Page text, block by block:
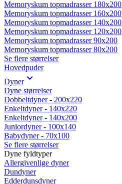
Memoryskum topmadrasser 180x200
Memoryskum topmadrasser 160x200
Memoryskum topmadrasser 140x200
Memoryskum topmadrasser 120x200
Memoryskum topmadrasser 90x200
Memoryskum topmadrasser 80x200
Se flere størrelser
Hovedpuder
Dyner
Dyne størrelser
Dobbeltdyner - 200x220
Enkeltdyner - 140x220
Enkeltdyner - 140x200
Juniordyner - 100x140
Babydyner - 70x100
Se flere størrelser
Dyne fyldtyper
Allergivenlige dyner
Dundyner
Edderdunsdyner